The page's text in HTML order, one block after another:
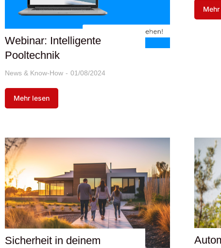
Webinar: Intelligente
Pooltechnik
News & Know-How 01/08/2024
Mehr lesen
Sicherheit in deinem